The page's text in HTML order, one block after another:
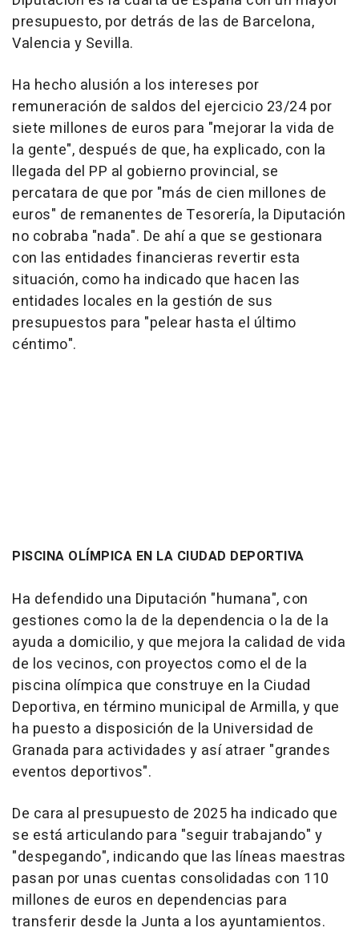
presupuesto, por detrás de las de Barcelona,
Valencia y Sevilla.
Ha hecho alusión a los intereses por
remuneración de saldos del ejercicio 23/24 por
siete millones de euros para "mejorar la vida de
la gente", después de que, ha explicado, con la
llegada del PP al gobierno provincial, se
percatara de que por "más de cien millones de
euros" de remanentes de Tesorería, la Diputación
no cobraba "nada". De ahí a que se gestionara
con las entidades financieras revertir esta
situación, como ha indicado que hacen las
entidades locales en la gestión de sus
presupuestos para "pelear hasta el último
céntimo".
PISCINA OLÍMPICA EN LA CIUDAD DEPORTIVA
Ha defendido una Diputación "humana", con
gestiones como la de la dependencia o la de la
ayuda a domicilio, y que mejora la calidad de vida
de los vecinos, con proyectos como el de la
piscina olímpica que construye en la Ciudad
Deportiva, en término municipal de Armilla, y que
ha puesto a disposición de la Universidad de
Granada para actividades y así atraer "grandes
eventos deportivos".
De cara al presupuesto de 2025 ha indicado que
se está articulando para "seguir trabajando" y
"despegando", indicando que las líneas maestras
pasan por unas cuentas consolidadas con 110
millones de euros en dependencias para
transferir desde la Junta a los ayuntamientos.